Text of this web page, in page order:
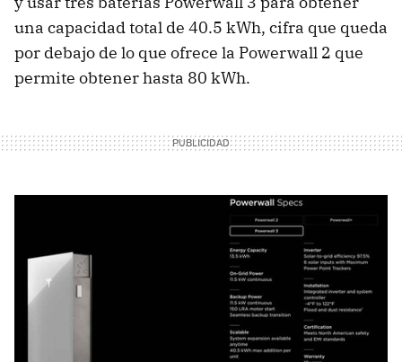
una capacidad total de 40.5 kWh, cifra que queda
por debajo de lo que ofrece la Powerwall 2 que
permite obtener hasta 80 kWh.